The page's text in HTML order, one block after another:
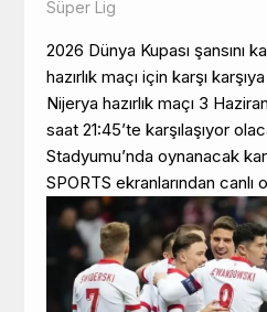
Süper Lig
2026 Dünya Kupası şansını
hazırlık maçı için karşı
Nijerya hazırlık maçı 3
saat 21:45’te karşılaşıyor
Stadyumu’nda oynanacak
SPORTS ekranlarından canlı